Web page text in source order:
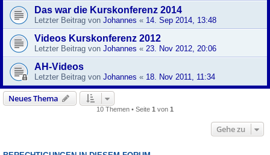
Das war die Kurskonferenz 2014
Letzter Beitrag von Johannes « 14. Sep 2014, 13:48
Videos Kurskonferenz 2012
Letzter Beitrag von Johannes « 23. Nov 2012, 20:06
AH-Videos
Letzter Beitrag von Johannes « 18. Nov 2011, 11:34
Neues Thema
10 Themen • Seite 1 von 1
Gehe zu